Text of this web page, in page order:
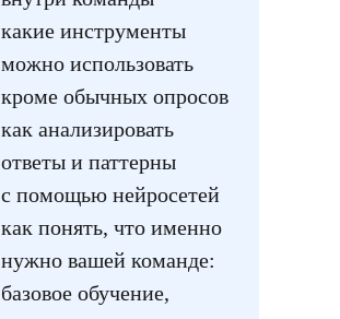
какие инструменты
можно использовать
кроме обычных опросов
как анализировать
ответы и паттерны
с помощью нейросетей
как понять, что именно
нужно вашей команде:
базовое обучение,